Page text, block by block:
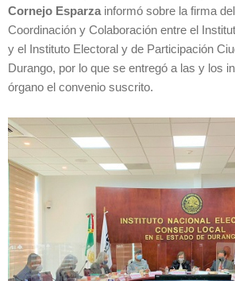
Cornejo Esparza informó sobre la firma
Coordinación y Colaboración entre el
y el Instituto Electoral y de Participación
Durango, por lo que se entregó a las y los
órgano el convenio suscrito.